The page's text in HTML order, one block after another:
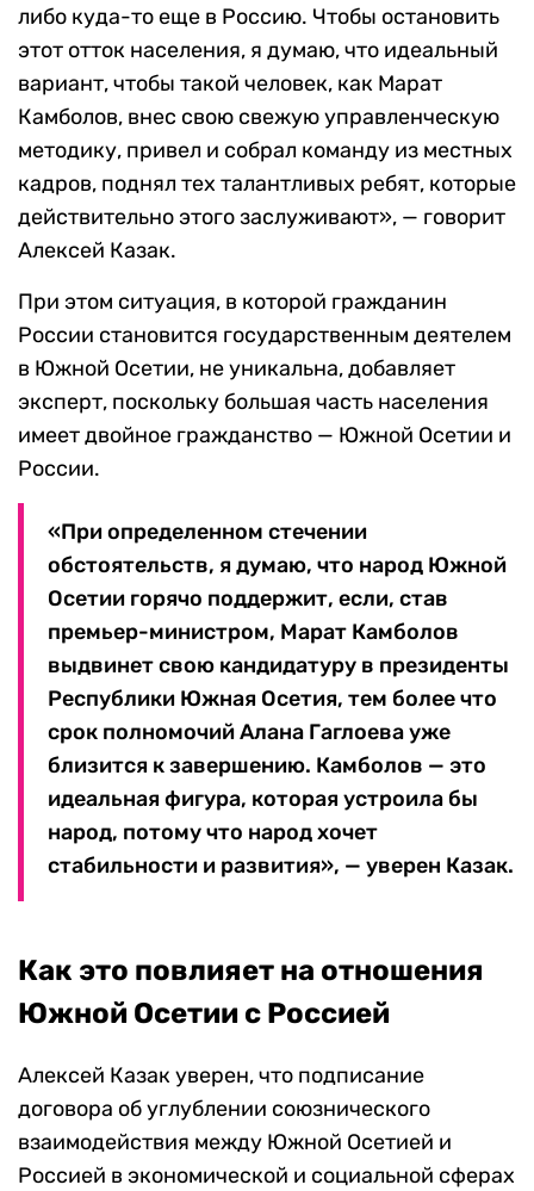
либо куда-то еще в Россию. Чтобы остановить
этот отток населения, я думаю, что идеальный
вариант, чтобы такой человек, как Марат
Камболов, внес свою свежую управленческую
методику, привел и собрал команду из местных
кадров, поднял тех талантливых ребят, которые
действительно этого заслуживают», — говорит
Алексей Казак.
При этом ситуация, в которой гражданин
России становится государственным деятелем
в Южной Осетии, не уникальна, добавляет
эксперт, поскольку большая часть населения
имеет двойное гражданство — Южной Осетии и
России.
«При определенном стечении
обстоятельств, я думаю, что народ Южной
Осетии горячо поддержит, если, став
премьер-министром, Марат Камболов
выдвинет свою кандидатуру в президенты
Республики Южная Осетия, тем более что
срок полномочий Алана Гаглоева уже
близится к завершению. Камболов — это
идеальная фигура, которая устроила бы
народ, потому что народ хочет
стабильности и развития», — уверен Казак.
Как это повлияет на отношения
Южной Осетии с Россией
Алексей Казак уверен, что подписание
договора об углублении союзнического
взаимодействия между Южной Осетией и
Россией в экономической и социальной сферах